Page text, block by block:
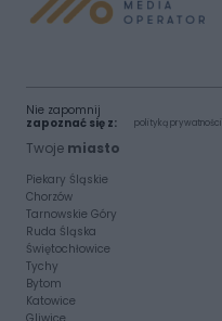
Nie zapomnij
zapoznać się z:
polityką prywatności
Twoje miasto
Piekary Śląskie
Chorzów
Tarnowskie Góry
Ruda Śląska
Świętochłowice
Tychy
Bytom
Katowice